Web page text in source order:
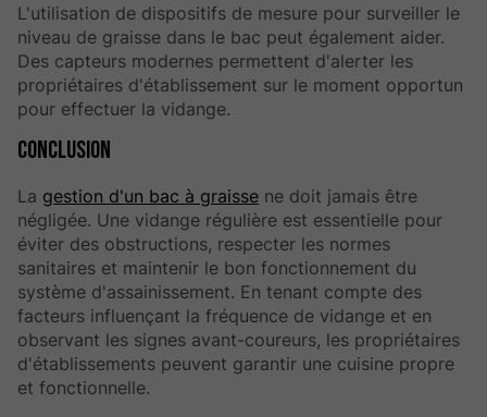
L'utilisation de dispositifs de mesure pour surveiller le
niveau de graisse dans le bac peut également aider.
Des capteurs modernes permettent d'alerter les
propriétaires d'établissement sur le moment opportun
pour effectuer la vidange.
Conclusion
La gestion d'un bac à graisse ne doit jamais être
négligée. Une vidange régulière est essentielle pour
éviter des obstructions, respecter les normes
sanitaires et maintenir le bon fonctionnement du
système d'assainissement. En tenant compte des
facteurs influençant la fréquence de vidange et en
observant les signes avant-coureurs, les propriétaires
d'établissements peuvent garantir une cuisine propre
et fonctionnelle.